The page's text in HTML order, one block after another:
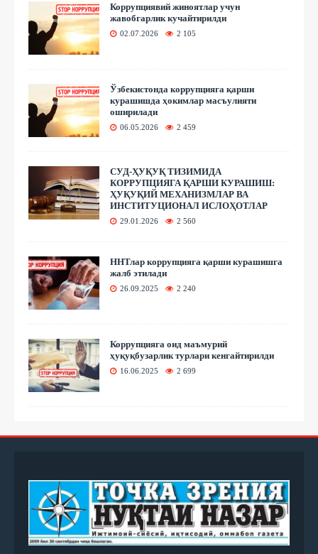
Коррупциявий жиноятлар учун
жавобгарлик кучайтирилди
02.07.2026 2 105
Ўзбекистонда коррупцияга қарши
курашишда ҳокимлар масъулияти
оширилади
06.05.2026 2 459
СУД-ҲУҚУҚ ТИЗИМИДА
КОРРУПЦИЯГА ҚАРШИ КУРАШИШ:
ҲУҚУҚИЙ МЕХАНИЗМЛАР ВА
ИНСТИТУЦИОНАЛ ИСЛОҲОТЛАР
29.01.2026 2 560
ННТлар коррупцияга қарши курашишга
жалб этилади
26.09.2025 2 240
Коррупцияга оид маъмурий
ҳуқуқбузарлик турлари кенгайтирилди
16.06.2025 2 699